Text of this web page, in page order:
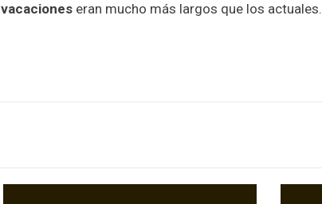
vacaciones eran mucho más largos que los actuales.